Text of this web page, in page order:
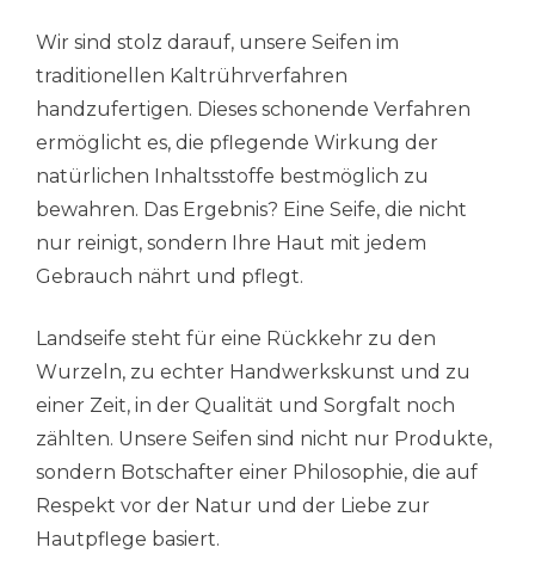
Wir sind stolz darauf, unsere Seifen im
traditionellen Kaltrührverfahren
handzufertigen. Dieses schonende Verfahren
ermöglicht es, die pflegende Wirkung der
natürlichen Inhaltsstoffe bestmöglich zu
bewahren. Das Ergebnis? Eine Seife, die nicht
nur reinigt, sondern Ihre Haut mit jedem
Gebrauch nährt und pflegt.
Landseife steht für eine Rückkehr zu den
Wurzeln, zu echter Handwerkskunst und zu
einer Zeit, in der Qualität und Sorgfalt noch
zählten. Unsere Seifen sind nicht nur Produkte,
sondern Botschafter einer Philosophie, die auf
Respekt vor der Natur und der Liebe zur
Hautpflege basiert.